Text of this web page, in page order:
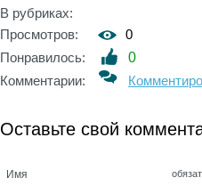
В рубриках:
Просмотров:
0
Понравилось:
0
Комментарии:
Оставьте свой
Имя